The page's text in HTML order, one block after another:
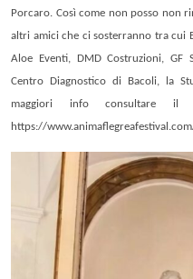
Porcaro. Così come non posso non
altri amici che ci sosterranno tra cui
Aloe Eventi, DMD Costruzioni, GF
Centro Diagnostico di Bacoli, la
maggiori info consultare il
https://